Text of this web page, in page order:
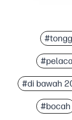
#di bawah
#bocah